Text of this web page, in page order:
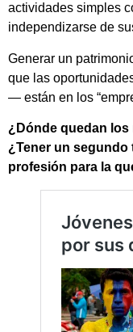
actividades simples
independizarse de
Generar un
que las
— están en los
¿Dónde quedan
¿Tener un
profesión para la